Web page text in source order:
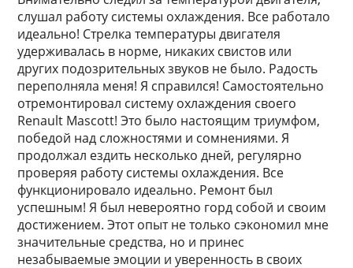
слушал работу системы охлаждения. Все работало
идеально! Стрелка температуры двигателя
удерживалась в норме, никаких свистов или
других подозрительных звуков не было. Радость
переполняла меня! Я справился! Самостоятельно
отремонтировал систему охлаждения своего
Renault Mascott! Это было настоящим триумфом,
победой над сложностями и сомнениями. Я
продолжал ездить несколько дней, регулярно
проверяя работу системы охлаждения. Все
функционировало идеально. Ремонт был
успешным! Я был невероятно горд собой и своим
достижением. Этот опыт не только сэкономил мне
значительные средства, но и принес
незабываемые эмоции и уверенность в своих